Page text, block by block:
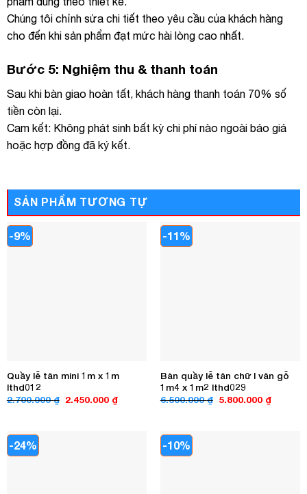
Chúng tôi chỉnh sửa chi tiết theo yêu cầu của khách hàng
cho đến khi sản phẩm đạt mức hài lòng cao nhất.
Bước 5: Nghiệm thu & thanh toán
Sau khi bàn giao hoàn tất, khách hàng thanh toán 70% số
tiền còn lại.
Cam kết: Không phát sinh bất kỳ chi phí nào ngoài báo giá
hoặc hợp đồng đã ký kết.
SẢN PHẨM TƯƠNG TỰ
-9%
Quầy lễ tân mini 1m x 1m
lthd012
2.700.000₫ Giá
2.450.000 ₫Giá
hiện
2.450.000 ₫.
-11%
Bàn quầy lễ tân chữ l vân gỗ
1m4 x 1m2 lthd029
6.500.000₫ Giá
5.800.000 ₫Giá
hiện
-24% -10%